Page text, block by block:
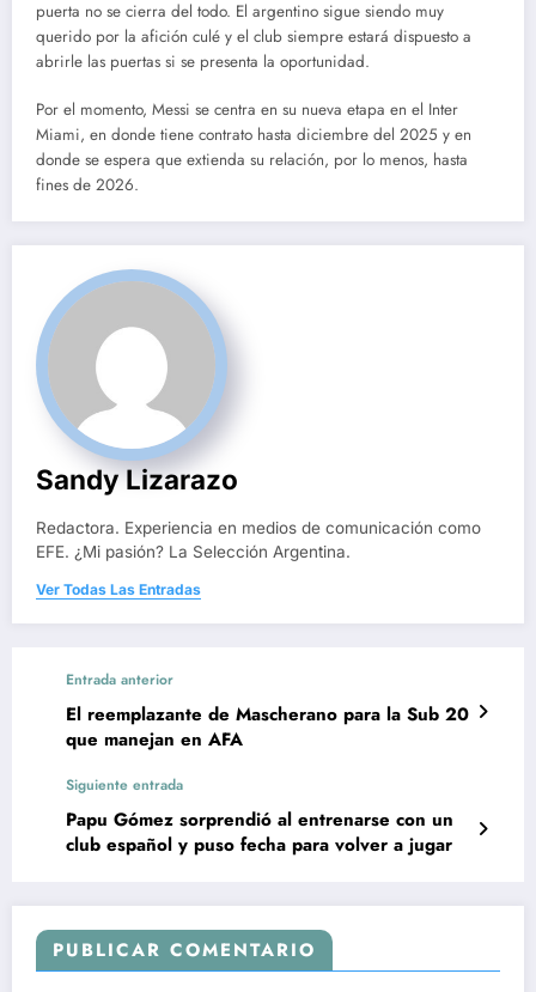
puerta no se cierra del todo. El argentino sigue siendo muy
querido por la afición culé y el club siempre estará dispuesto a
abrirle las puertas si se presenta la oportunidad.
Por el momento, Messi se centra en su nueva etapa en el Inter
Miami, en donde tiene contrato hasta diciembre del 2025 y en
donde se espera que extienda su relación, por lo menos, hasta
fines de 2026.
Sandy Lizarazo
Redactora. Experiencia en medios de comunicación como
EFE. ¿Mi pasión? La Selección Argentina.
Ver Todas Las Entradas
Entrada anterior
El reemplazante de Mascherano para la Sub 20
que manejan en AFA
Siguiente entrada
Papu Gómez sorprendió al entrenarse con un
club español y puso fecha para volver a jugar
PUBLICAR COMENTARIO